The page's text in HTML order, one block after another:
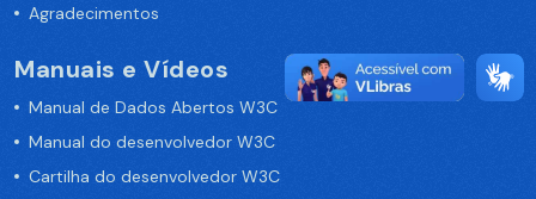
Agradecimentos
Manuais e Vídeos
Manual de Dados Abertos W3C
Manual do desenvolvedor W3C
Cartilha do desenvolvedor W3C